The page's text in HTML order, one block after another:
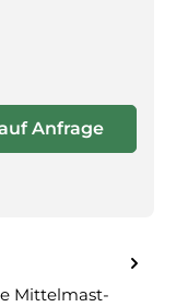
Gib den
Anfrage
Mittelmast-